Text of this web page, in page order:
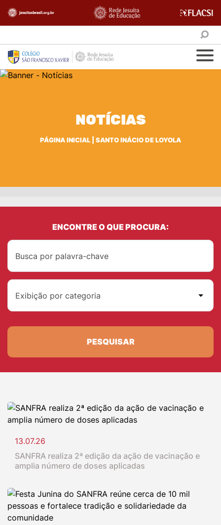
NOTÍCIAS
PÁGINA INICIAL SANTO INÁCIO DE LOYOLA
ENCONTRE O QUE PROCURA:
Exibição por categoria
PESQUISAR
13.07.26
SANFRA realiza 2ª edição da ação de vacinação e
amplia número de doses aplicadas